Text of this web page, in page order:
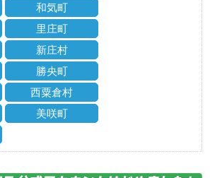
和気町
里庄町
新庄村
勝央町
西粟倉村
美咲町